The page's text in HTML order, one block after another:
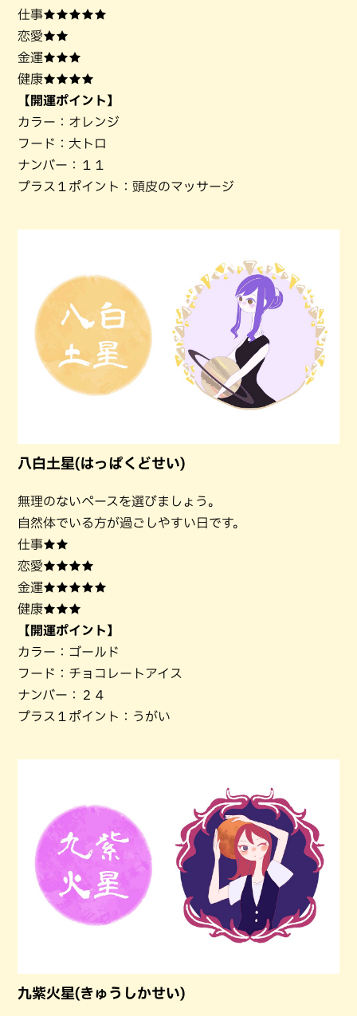
仕事★★★★★
恋愛★★
金運★★★
健康★★★★
【開運ポイント】
カラー：オレンジ
フード：大トロ
ナンバー：１１
プラス１ポイント：頭皮のマッサージ
八白土星(はっぱくどせい)
無理のないペースを選びましょう。
自然体でいる方が過ごしやすい日です。
仕事★★
恋愛★★★★
金運★★★★★
健康★★★
【開運ポイント】
カラー：ゴールド
フード：チョコレートアイス
ナンバー：２４
プラス１ポイント：うがい
九紫火星(きゅうしかせい)